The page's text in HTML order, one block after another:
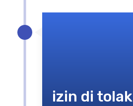
izin di tolak